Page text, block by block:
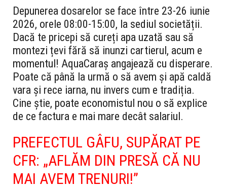
Depunerea dosarelor se face între 23-26 iunie
2026, orele 08:00-15:00, la sediul societății.
Dacă te pricepi să cureți apa uzată sau să
montezi țevi fără să inunzi cartierul, acum e
momentul! AquaCaraș angajează cu disperare.
Poate că până la urmă o să avem și apă caldă
vara și rece iarna, nu invers cum e tradiția.
Cine știe, poate economistul nou o să explice
de ce factura e mai mare decât salariul.
PREFECTUL GÂFU, SUPĂRAT PE
CFR: „AFLĂM DIN PRESĂ CĂ NU
MAI AVEM TRENURI!”